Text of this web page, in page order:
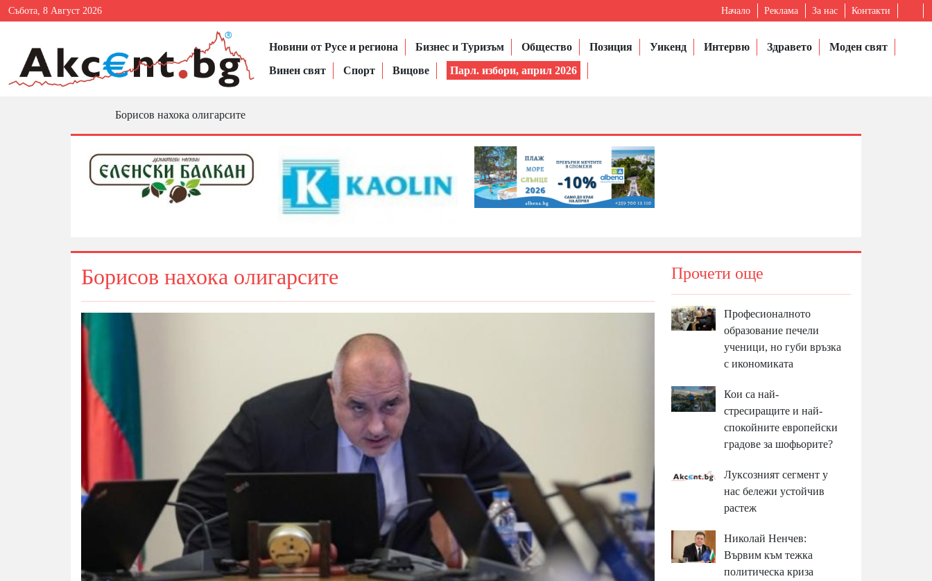
Събота, 8 Август 2026 Начало Реклама За нас Контакти
Новини от Русе и региона Бизнес и Туризъм Общество Позиция Уикенд Интервю Здравето
Моден свят
Винен свят
Спорт Вицове Парл. избори, април 2026
Борисов нахока олигарсите
Борисов нахока олигарсите Прочети още
Професионалното
образование печели
ученици, но губи връзка
с икономиката
Кои са най-
стресиращите и най-
спокойните европейски
градове за шофьорите?
Луксозният сегмент у
нас бележи устойчив
растеж
Николай Ненчев:
Вървим към тежка
политическа криза